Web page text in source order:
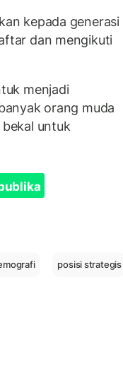
kepada generasi
dan mengikuti
menjadi
orang muda
untuk
posisi strategis